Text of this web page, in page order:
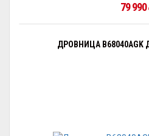
79 990
ДРОВНИЦА